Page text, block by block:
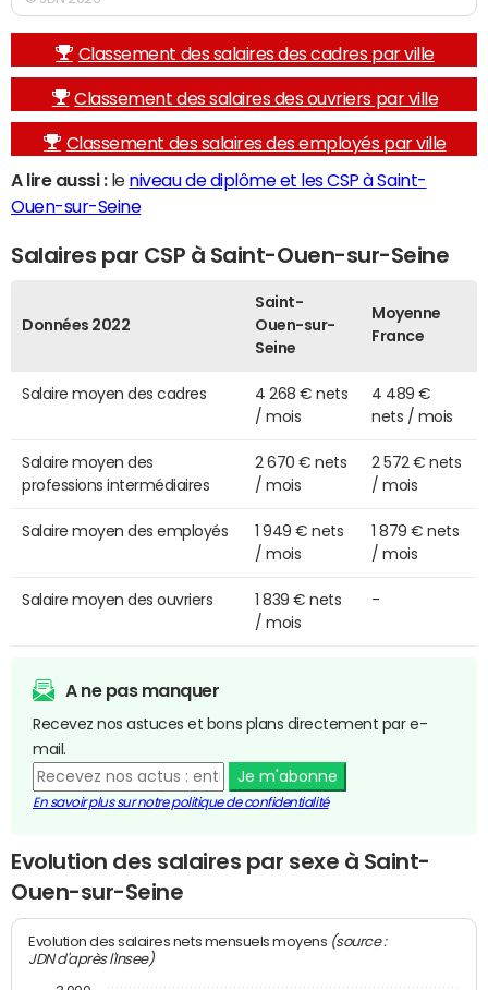
Classement des salaires des cadres par ville
Classement des salaires des ouvriers par ville
Classement des salaires des employés par ville
A lire aussi :le niveau de diplôme et les CSP à Saint-
Ouen-sur-Seine
Salaires par CSP à Saint-Ouen-sur-Seine
Données 2022
Saint-
Ouen-sur-
Seine
Moyenne
France
Salaire moyen des cadres
4 268 € nets
/ mois
4 489 €
nets / mois
Salaire moyen des
professions intermédiaires
2 670 € nets
/ mois
2 572 € nets
/ mois
Salaire moyen des employés
1 949 € nets
/ mois
1 879 € nets
/ mois
Salaire moyen des ouvriers
1 839 € nets
/ mois
-
A ne pas manquer
Recevez nos astuces et bons plans directement par e-
mail.
Je m'abonne
En savoir plus sur notre politique de confidentialité
Evolution des salaires par sexe à Saint-
Ouen-sur-Seine
Evolution des salaires nets mensuels moyens (source :
JDN d'après l'Insee)